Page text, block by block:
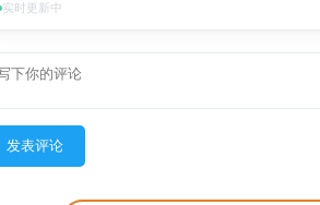
实时更新中
发表评论